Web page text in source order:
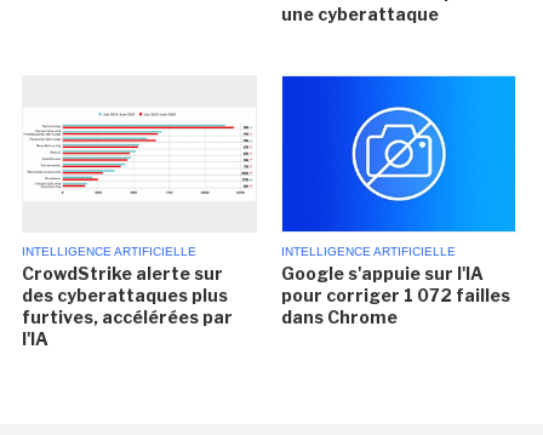
une cyberattaque
INTELLIGENCE ARTIFICIELLE
CrowdStrike alerte sur
des cyberattaques plus
furtives, accélérées par
l'IA
INTELLIGENCE ARTIFICIELLE
Google s'appuie sur l'IA
pour corriger 1 072 failles
dans Chrome